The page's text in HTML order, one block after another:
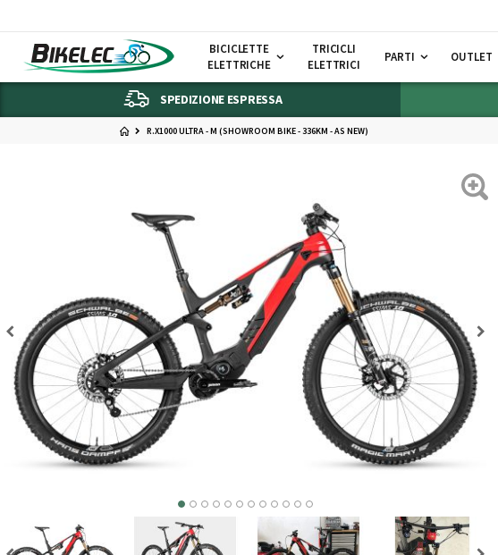
BICICLETTE
ELETTRICHE
TRICICLI
ELETTRICI
PARTI OUTLET
SPEDIZIONE ESPRESSA
R.X1000 ULTRA - M (SHOWROOM BIKE - 336KM - AS NEW)